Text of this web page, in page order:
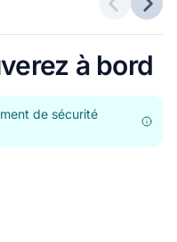
à bord
de sécurité